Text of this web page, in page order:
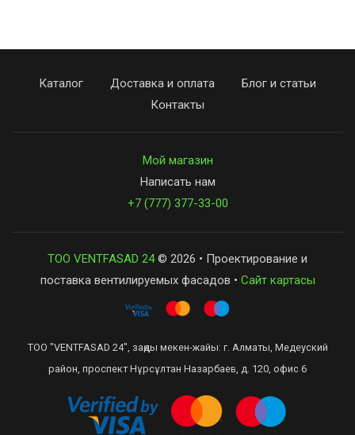
Каталог Доставка и оплата
Блог и статьи
Контакты
Мой магазин
Написать нам
+7 (777) 377-33-00
ТОО VENTFASAD 24© 2026 • Проектирование и
поставка вентилируемых фасадов • Сайт картасы
ТОО "VENTFASAD 24", заңды мекен-жайы: г. Алматы, Медеуский
район, проспект Нұрсұлтан Назарбаев, д. 120, офис 6